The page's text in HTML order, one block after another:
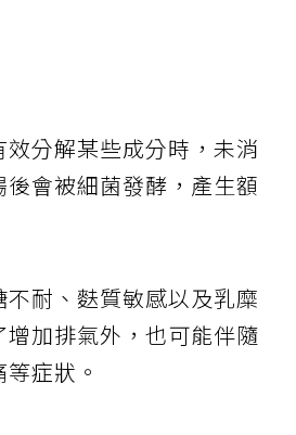
分解某些成分時，未消
會被細菌發酵，產生額
耐、麩質敏感以及乳糜
加排氣外，也可能伴隨
症狀。